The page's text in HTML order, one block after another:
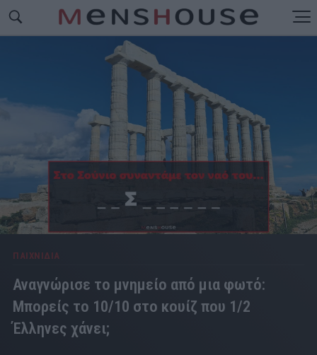
ΠΑΙΧΝΙΔΙΑ
Αναγνώρισε το μνημείο από μια φωτό:
Μπορείς το 10/10 στο κουίζ που 1/2
Έλληνες χάνει;